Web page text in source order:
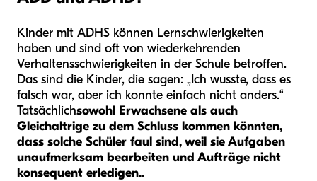
Kinder mit ADHS können Lernschwierigkeiten
haben und sind oft von wiederkehrenden
Verhaltensschwierigkeiten in der Schule betroffen.
Das sind die Kinder, die sagen: „Ich wusste, dass es
falsch war, aber ich konnte einfach nicht anders.“
Tatsächlichsowohl Erwachsene als auch
Gleichaltrige zu dem Schluss kommen könnten,
dass solche Schüler faul sind, weil sie Aufgaben
unaufmerksam bearbeiten und Aufträge nicht
konsequent erledigen..